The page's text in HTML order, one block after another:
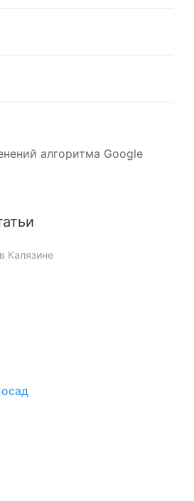
алгоритма Google
Калязине